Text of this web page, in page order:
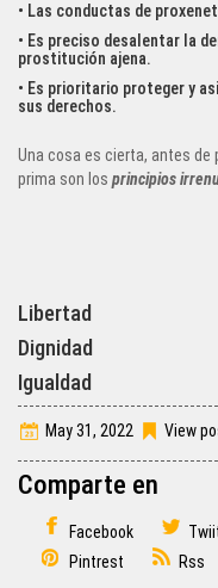
• Las conductas de
• Es preciso desalentar la
prostitución ajena.
• Es prioritario proteger y
sus derechos.
Una cosa es cierta, antes de
prima son los principios
Libertad
Dignidad
Igualdad
May 31, 2022 View
Comparte en
Facebook
Pintrest
Rss